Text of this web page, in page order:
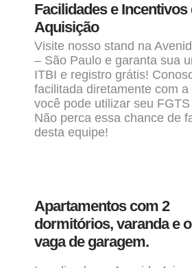
Facilidades e Incentivos
Aquisição
Visite nosso stand na
– São Paulo e garanta sua
ITBI e registro grátis!
facilitada diretamente com
você pode utilizar seu
Não perca essa chance de
desta equipe!
Apartamentos com 2
dormitórios, varanda e
vaga de garagem.